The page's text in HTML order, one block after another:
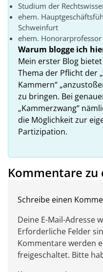
Studium der
ehem.
Schweinfurt
ehem.
Warum blogge ich
Mein erster Blog
Thema der Pflicht der
Kammern“
zu bringen. Bei
„Kammerzwang“
die Möglichkeit zur
Partizipation.
Kommentare zu
Schreibe einen
Deine E-Mail-Adresse
Erforderliche Felder
Kommentare werden
freigeschaltet. Bitte